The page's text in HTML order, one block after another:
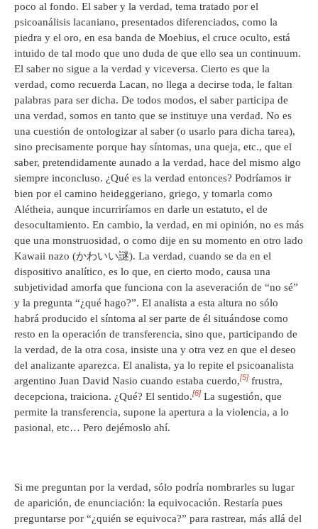
poco al fondo. El saber y la verdad, tema tratado por el
psicoanálisis lacaniano, presentados diferenciados, como la
piedra y el oro, en esa banda de Moebius, el cruce oculto, está
intuido de tal modo que uno duda de que ello sea un continuum.
El saber no sigue a la verdad y viceversa. Cierto es que la
verdad, como recuerda Lacan, no llega a decirse toda, le faltan
palabras para ser dicha. De todos modos, el saber participa de
una verdad, somos en tanto que se instituye una verdad. No es
una cuestión de ontologizar al saber (o usarlo para dicha tarea),
sino precisamente porque hay síntomas, una queja, etc., que el
saber, pretendidamente aunado a la verdad, hace del mismo algo
siempre inconcluso. ¿Qué es la verdad entonces? Podríamos ir
bien por el camino heideggeriano, griego, y tomarla como
Alétheia, aunque incurriríamos en darle un estatuto, el de
desocultamiento. En cambio, la verdad, en mi opinión, no es más
que una monstruosidad, o como dije en su momento en otro lado
Kawaii nazo (かわいい謎). La verdad, cuando se da en el
dispositivo analítico, es lo que, en cierto modo, causa una
subjetividad amorfa que funciona con la aseveración de “no sé”
y la pregunta “¿qué hago?”. El analista a esta altura no sólo
habrá producido el síntoma al ser parte de él situándose como
resto en la operación de transferencia, sino que, participando de
la verdad, de la otra cosa, insiste una y otra vez en que el deseo
del analizante aparezca. El analista, ya lo repite el psicoanalista
argentino Juan David Nasio cuando estaba cuerdo,[5] frustra,
decepciona, traiciona. ¿Qué? El sentido.[6] La sugestión, que
permite la transferencia, supone la apertura a la violencia, a lo
pasional, etc… Pero dejémoslo ahí.
Si me preguntan por la verdad, sólo podría nombrarles su lugar
de aparición, de enunciación: la equivocación. Restaría pues
preguntarse por “¿quién se equivoca?” para rastrear, más allá del